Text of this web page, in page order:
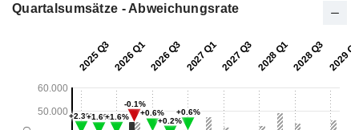
Quartalsumsätze - Abweichungsrate